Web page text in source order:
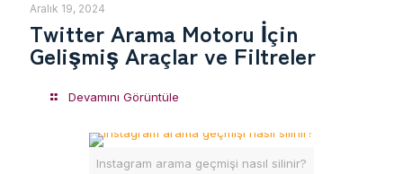
Aralık 19, 2024
Twitter Arama Motoru İçin
Gelişmiş Araçlar ve Filtreler
Devamını Görüntüle
Instagram arama geçmişi nasıl silinir?